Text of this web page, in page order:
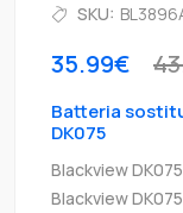
SKU:
35.99€
Batteria
DK075
Blackview
Blackview